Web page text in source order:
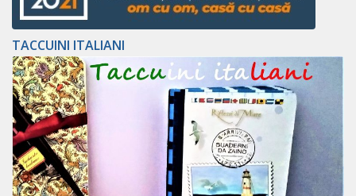
TACCUINI ITALIANI